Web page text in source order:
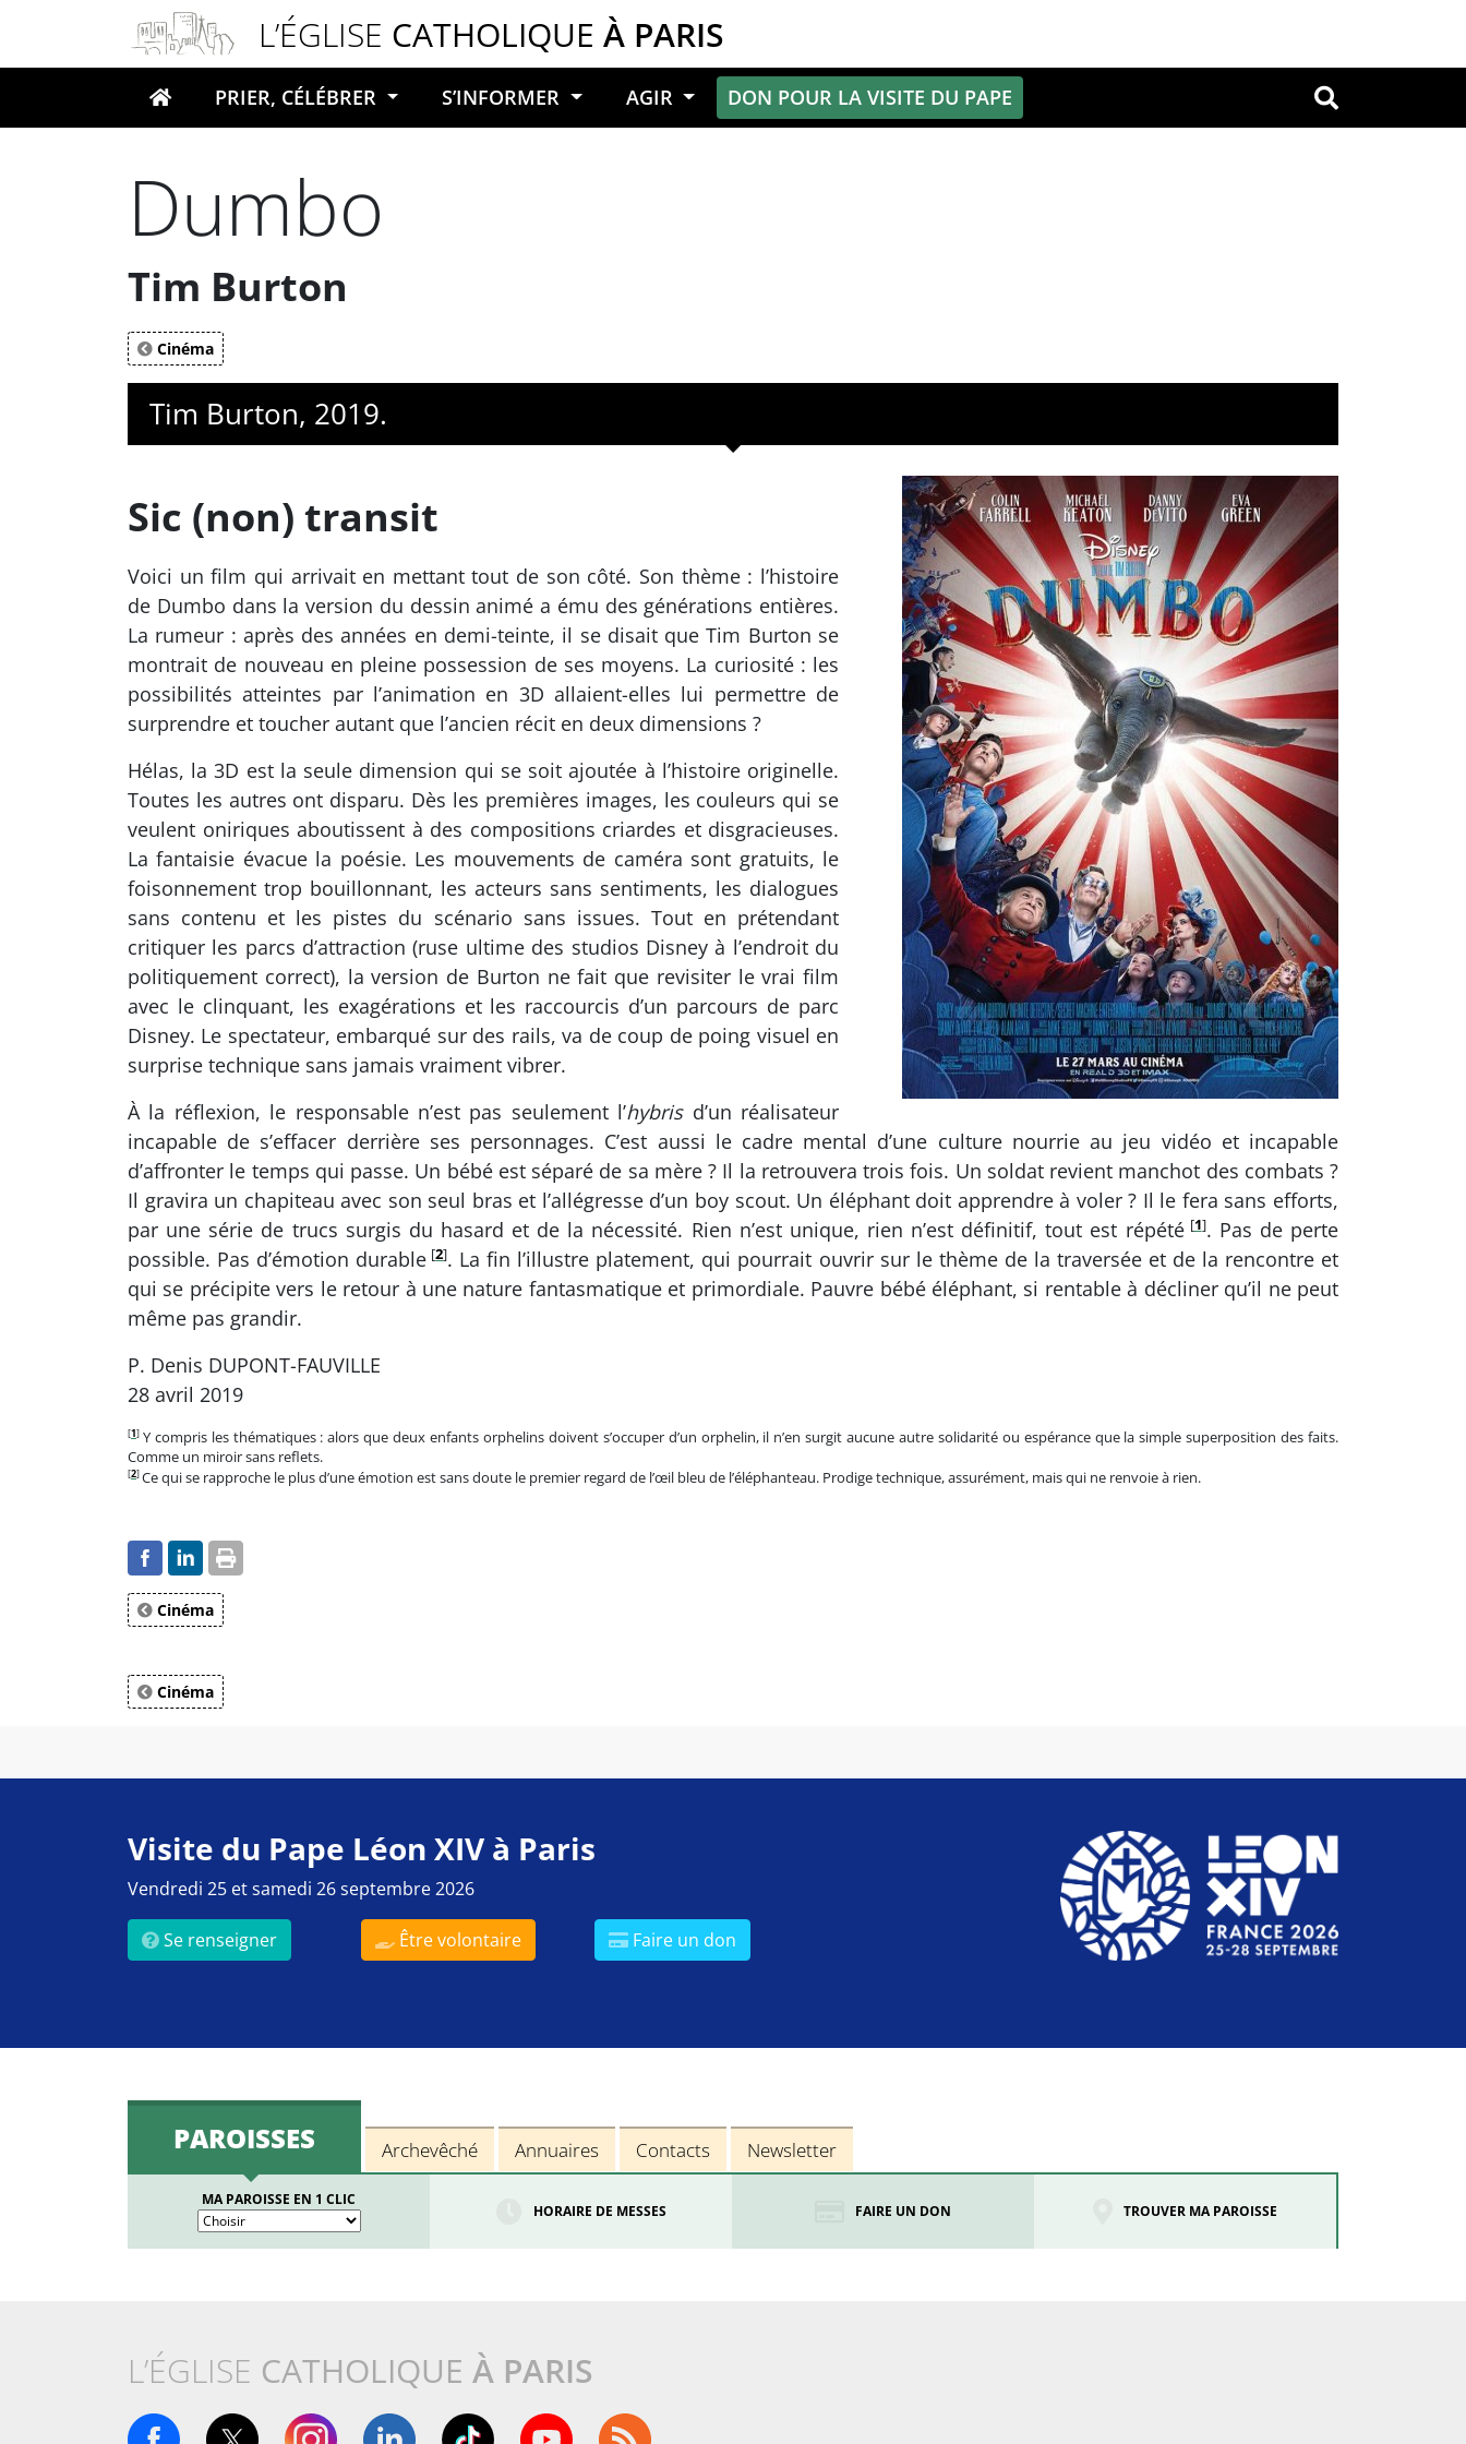
L’ÉGLISE CATHOLIQUE À PARIS
Votre recherche OK
PRIER, CÉLÉBRER S’INFORMER AGIR DON POUR LA VISITE DU PAPE
Dumbo
Tim Burton
Cinéma
Tim Burton, 2019.
Sic (non) transit
Voici un film qui arrivait en mettant tout de son côté. Son thème : l’histoire
de Dumbo dans la version du dessin animé a ému des générations entières.
La rumeur : après des années en demi-teinte, il se disait que Tim Burton se
montrait de nouveau en pleine possession de ses moyens. La curiosité : les
possibilités atteintes par l’animation en 3D allaient-elles lui permettre de
surprendre et toucher autant que l’ancien récit en deux dimensions ?
Hélas, la 3D est la seule dimension qui se soit ajoutée à l’histoire originelle.
Toutes les autres ont disparu. Dès les premières images, les couleurs qui se
veulent oniriques aboutissent à des compositions criardes et disgracieuses.
La fantaisie évacue la poésie. Les mouvements de caméra sont gratuits, le
foisonnement trop bouillonnant, les acteurs sans sentiments, les dialogues
sans contenu et les pistes du scénario sans issues. Tout en prétendant
critiquer les parcs d’attraction (ruse ultime des studios Disney à l’endroit du
politiquement correct), la version de Burton ne fait que revisiter le vrai film
avec le clinquant, les exagérations et les raccourcis d’un parcours de parc
Disney. Le spectateur, embarqué sur des rails, va de coup de poing visuel en
surprise technique sans jamais vraiment vibrer.
À la réflexion, le responsable n’est pas seulement l’hybrisd’un réalisateur
incapable de s’effacer derrière ses personnages. C’est aussi le cadre mental d’une culture nourrie au jeu vidéo et incapable
d’affronter le temps qui passe. Un bébé est séparé de sa mère ? Il la retrouvera trois fois. Un soldat revient manchot des combats ?
Il gravira un chapiteau avec son seul bras et l’allégresse d’un boy scout. Un éléphant doit apprendre à voler ? Il le fera sans efforts,
par une série de trucs surgis du hasard et de la nécessité. Rien n’est unique, rien n’est définitif, tout est répété [1]. Pas de perte
possible. Pas d’émotion durable [2]. La fin l’illustre platement, qui pourrait ouvrir sur le thème de la traversée et de la rencontre et
qui se précipite vers le retour à une nature fantasmatique et primordiale. Pauvre bébé éléphant, si rentable à décliner qu’il ne peut
même pas grandir.
P. Denis DUPONT-FAUVILLE
28 avril 2019
[1] Y compris les thématiques : alors que deux enfants orphelins doivent s’occuper d’un orphelin, il n’en surgit aucune autre solidarité ou espérance que la simple superposition des faits.
Comme un miroir sans reflets.
[2]Ce qui se rapproche le plus d’une émotion est sans doute le premier regard de l’œil bleu de l’éléphanteau. Prodige technique, assurément, mais qui ne renvoie à rien.
Cinéma
Cinéma
Visite du Pape Léon XIV à Paris
Vendredi 25 et samedi 26 septembre 2026
Se renseigner Être volontaire Faire un don
PAROISSES Archevêché Annuaires Contacts Newsletter
MA PAROISSE EN 1 CLIC
HORAIRE DE MESSES FAIRE UN DON TROUVER MA PAROISSE
L’ÉGLISE CATHOLIQUE À PARIS
Panneau de gestion des cookies